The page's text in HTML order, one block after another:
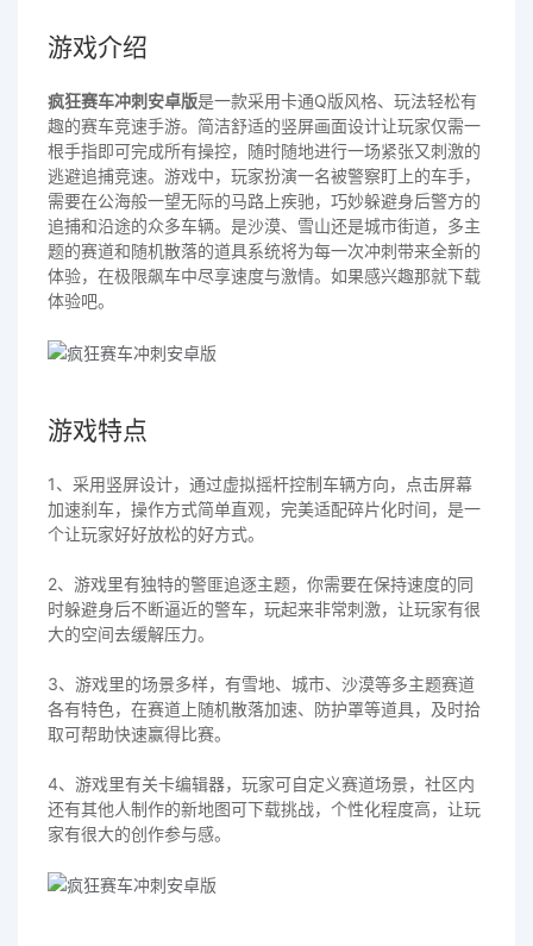
游戏介绍
疯狂赛车冲刺安卓版是一款采用卡通Q版风格、玩法轻松有
趣的赛车竞速手游。简洁舒适的竖屏画面设计让玩家仅需一
根手指即可完成所有操控，随时随地进行一场紧张又刺激的
逃避追捕竞速。游戏中，玩家扮演一名被警察盯上的车手，
需要在公海般一望无际的马路上疾驰，巧妙躲避身后警方的
追捕和沿途的众多车辆。是沙漠、雪山还是城市街道，多主
题的赛道和随机散落的道具系统将为每一次冲刺带来全新的
体验，在极限飙车中尽享速度与激情。如果感兴趣那就下载
体验吧。
游戏特点
1、采用竖屏设计，通过虚拟摇杆控制车辆方向，点击屏幕
加速刹车，操作方式简单直观，完美适配碎片化时间，是一
个让玩家好好放松的好方式。
2、游戏里有独特的警匪追逐主题，你需要在保持速度的同
时躲避身后不断逼近的警车，玩起来非常刺激，让玩家有很
大的空间去缓解压力。
3、游戏里的场景多样，有雪地、城市、沙漠等多主题赛道
各有特色，在赛道上随机散落加速、防护罩等道具，及时拾
取可帮助快速赢得比赛。
4、游戏里有关卡编辑器，玩家可自定义赛道场景，社区内
还有其他人制作的新地图可下载挑战，个性化程度高，让玩
家有很大的创作参与感。